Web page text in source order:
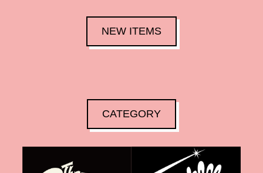
NEW ITEMS
CATEGORY